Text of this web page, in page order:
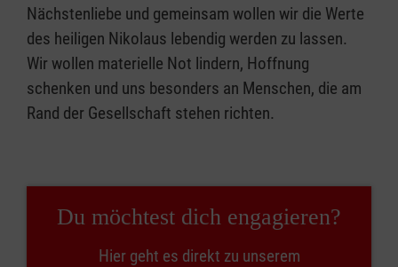
Nächstenliebe und gemeinsam wollen wir die Werte
des heiligen Nikolaus lebendig werden zu lassen.
Wir wollen materielle Not lindern, Hoffnung
schenken und uns besonders an Menschen, die am
Rand der Gesellschaft stehen richten.
Du möchtest dich engagieren?
Hier geht es direkt zu unserem